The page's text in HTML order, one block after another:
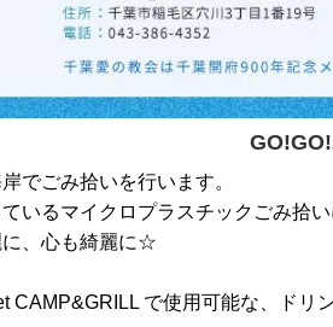
でごみ拾いを行います。
いるマイクロプラスチックごみ拾
、心も綺麗に☆
CAMP&GRILL で使用可能な、ドリ